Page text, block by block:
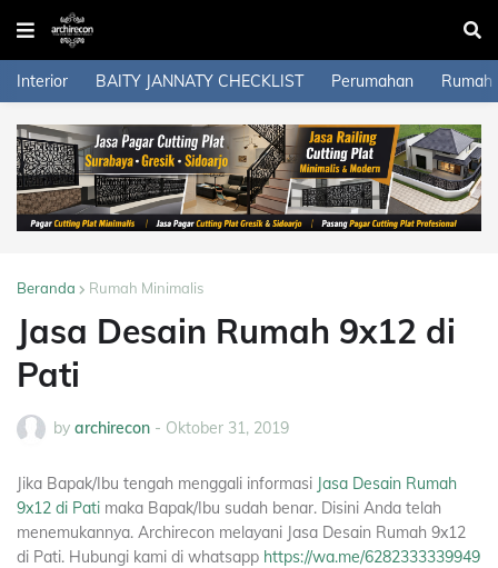
Interior BAITY JANNATY CHECKLIST Perumahan Rumah
Beranda Rumah Minimalis
Jasa Desain Rumah 9x12 di
Pati
by archirecon - Oktober 31, 2019
Jika Bapak/Ibu tengah menggali informasi Jasa Desain Rumah
9x12 di Pati maka Bapak/Ibu sudah benar. Disini Anda telah
menemukannya. Archirecon melayani Jasa Desain Rumah 9x12
di Pati. Hubungi kami di whatsapp https://wa.me/6282333339949